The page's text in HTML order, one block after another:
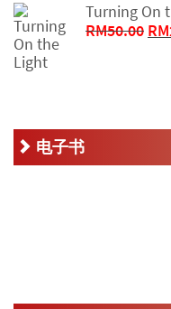
Turning On
RM50.00 原
RM
电子书